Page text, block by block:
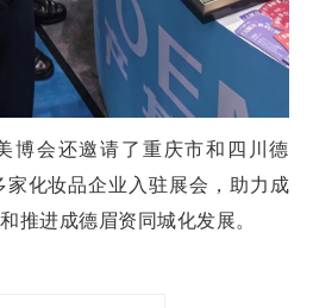
会还邀请了重庆市和四川德
家化妆品企业入驻展会，助力成
推进成德眉资同城化发展。